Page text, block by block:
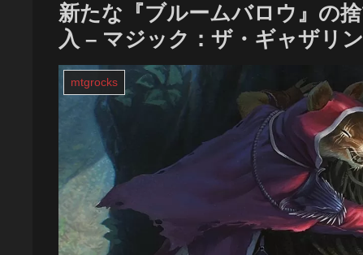
新たな『ブルームバロウ』の
入 – マジック：ザ・ギャザリ
mtgrocks